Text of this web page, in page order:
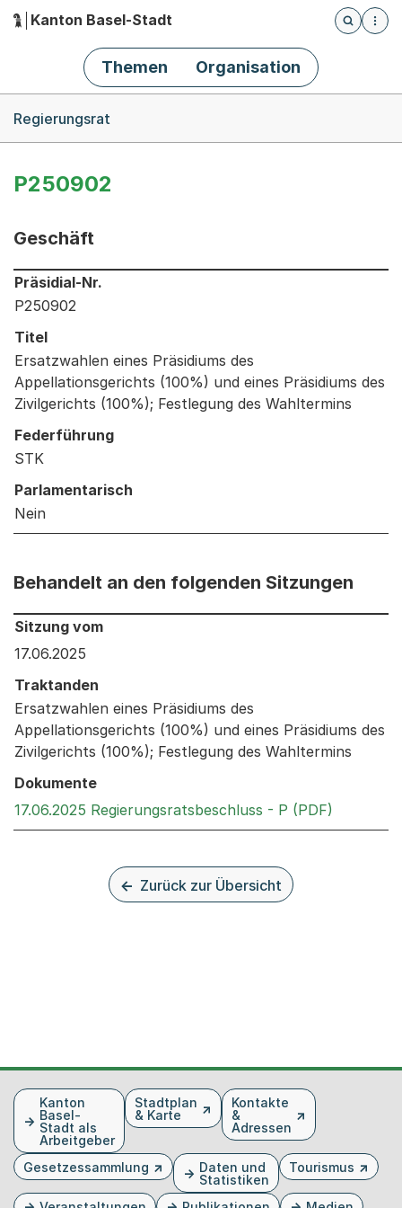
Hauptnavigation
Kanton Basel-Stadt
Öffnet
Themen Organisation
Regierungsrat
P250902
Geschäft
Informationen zum Ausgewählten Geschäft
Präsidial-Nr.
P250902
Titel
Ersatzwahlen eines Präsidiums des
Appellationsgerichts (100%) und eines Präsidiums des
Zivilgerichts (100%); Festlegung des Wahltermins
Federführung
STK
Parlamentarisch
Nein
Behandelt an den folgenden Sitzungen
Behandelt an den folgenden Sitzungen: Informationen
Sitzung vom
17.06.2025
Traktanden
Ersatzwahlen eines Präsidiums des
Appellationsgerichts (100%) und eines Präsidiums des
Zivilgerichts (100%); Festlegung des Wahltermins
Dokumente
17.06.2025 Regierungsratsbeschluss - P (PDF)
Zurück zur Übersicht
FusszeileKanton
Basel-
Stadt als
Arbeitgeber
Stadtplan
& Karte
Kontakte
&
Adressen
Gesetzessammlung
Daten und
Statistiken
Tourismus